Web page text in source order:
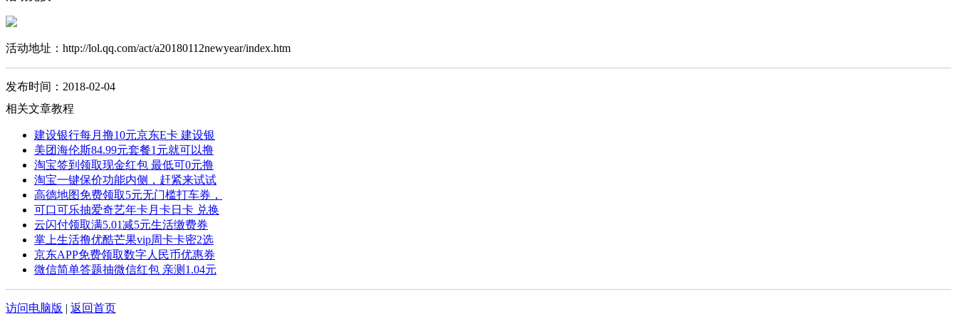
活动地址：http://lol.qq.com/act/a20180112newyear/index.htm
发布时间：2018-02-04
相关文章教程
建设银行每月撸10元京东E卡 建设银
美团海伦斯84.99元套餐1元就可以撸
淘宝签到领取现金红包 最低可0元撸
淘宝一键保价功能内侧，赶紧来试试
高德地图免费领取5元无门槛打车券，
可口可乐抽爱奇艺年卡月卡日卡 兑换
云闪付领取满5.01减5元生活缴费券
掌上生活撸优酷芒果vip周卡卡密2选
京东APP免费领取数字人民币优惠券
微信简单答题抽微信红包 亲测1.04元
访问电脑版 | 返回首页